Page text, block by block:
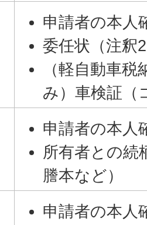
申請者の本人
委任状（注釈
（軽自動車
み）車検証（
申請者の本人
所有者との続
謄本など）
申請者の本人